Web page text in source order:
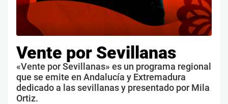
Vente por Sevillanas
«Vente por Sevillanas» es un programa regional
que se emite en Andalucía y Extremadura
dedicado a las sevillanas y presentado por Mila
Ortiz.